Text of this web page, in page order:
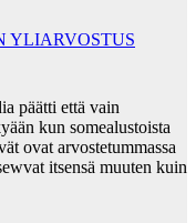
YLIARVOSTUS
päätti että vain
kun somealustoista
ovat arvostetummassa
itsensä muuten kuin